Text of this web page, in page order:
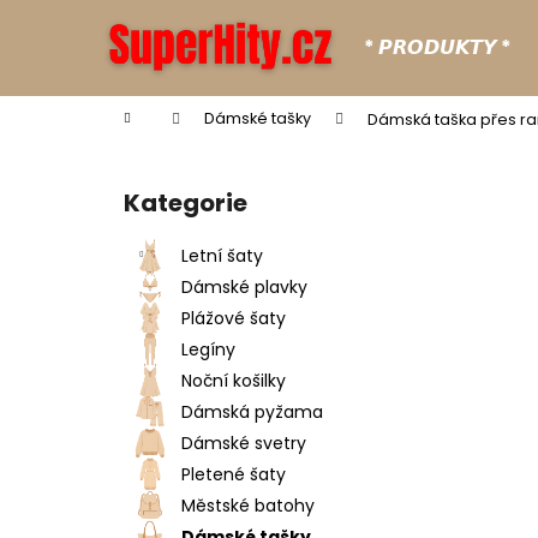
* 𝙋𝙍𝙊𝘿𝙐𝙆𝙏𝙔 *
Domů Dámské tašky Dámská taška přes
Přeskočit
kategorie
Kategorie
Letní šaty
Dámské plavky
Plážové šaty
Legíny
Noční košilky
Dámská pyžama
Dámské svetry
Pletené šaty
Městské batohy
í
Zpět
do
Zpět
do